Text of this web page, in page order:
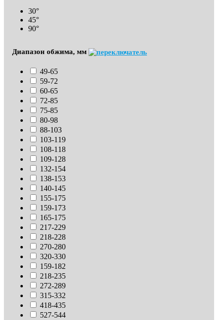
30°
45°
90°
Диапазон обжима, мм
49-65
59-72
60-65
72-85
75-85
80-98
88-103
103-119
108-118
109-128
132-154
138-153
140-145
155-175
159-173
165-175
217-229
218-228
270-280
320-330
159-182
218-235
272-289
315-332
418-435
527-544